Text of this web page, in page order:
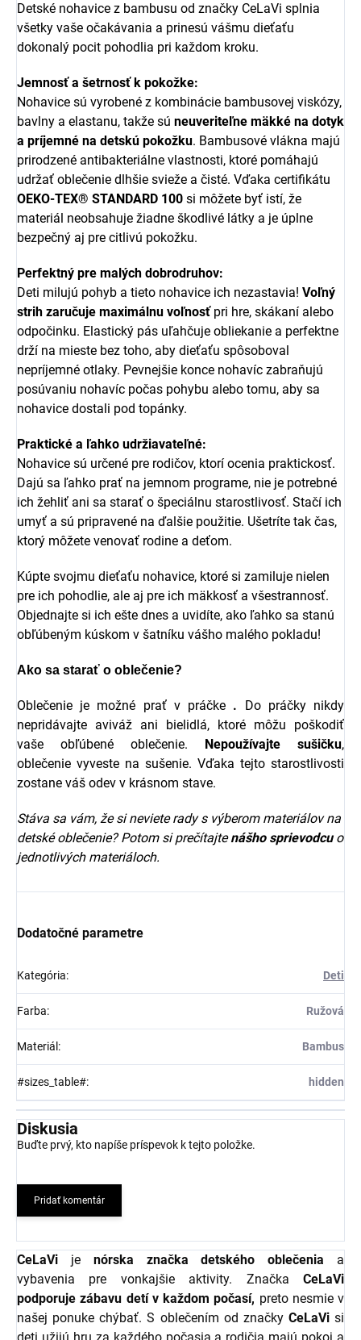
Detské nohavice z bambusu od značky CeLaVi splnia
všetky vaše očakávania a prinesú vášmu dieťaťu
dokonalý pocit pohodlia pri každom kroku.
Jemnosť a šetrnosť k pokožke:
Nohavice sú vyrobené z kombinácie bambusovej viskózy,
bavlny a elastanu, takže sú neuveriteľne mäkké na dotyk
a príjemné na detskú pokožku. Bambusové vlákna majú
prirodzené antibakteriálne vlastnosti, ktoré pomáhajú
udržať oblečenie dlhšie svieže a čisté. Vďaka certifikátu
OEKO-TEX® STANDARD 100 si môžete byť istí, že
materiál neobsahuje žiadne škodlivé látky a je úplne
bezpečný aj pre citlivú pokožku.
Perfektný pre malých dobrodruhov:
Deti milujú pohyb a tieto nohavice ich nezastavia! Voľný
strih zaručuje maximálnu voľnosťpri hre, skákaní alebo
odpočinku. Elastický pás uľahčuje obliekanie a perfektne
drží na mieste bez toho, aby dieťaťu spôsoboval
nepríjemné otlaky. Pevnejšie konce nohavíc zabraňujú
posúvaniu nohavíc počas pohybu alebo tomu, aby sa
nohavice dostali pod topánky.
Praktické a ľahko udržiavateľné:
Nohavice sú určené pre rodičov, ktorí ocenia praktickosť.
Dajú sa ľahko prať na jemnom programe, nie je potrebné
ich žehliť ani sa starať o špeciálnu starostlivosť. Stačí ich
umyť a sú pripravené na ďalšie použitie. Ušetríte tak čas,
ktorý môžete venovať rodine a deťom.
Kúpte svojmu dieťaťu nohavice, ktoré si zamiluje nielen
pre ich pohodlie, ale aj pre ich mäkkosť a všestrannosť.
Objednajte si ich ešte dnes a uvidíte, ako ľahko sa stanú
obľúbeným kúskom v šatníku vášho malého pokladu!
Ako sa starať o oblečenie?
Oblečenie je možné prať v práčke . Do práčky nikdy
nepridávajte aviváž ani bielidlá, ktoré môžu poškodiť
vaše obľúbené oblečenie. Nepoužívajte sušičku,
oblečenie vyveste na sušenie. Vďaka tejto starostlivosti
zostane váš odev v krásnom stave.
Stáva sa vám, že si neviete rady s výberom materiálov na
detské oblečenie? Potom si prečítajtenášho sprievodcuo
jednotlivých materiáloch.
Dodatočné parametre
Kategória: Deti
Farba: Ružová
Materiál : Bambus
#sizes_table#: hidden
Diskusia
Buďte prvý, kto napíše príspevok k tejto položke.
Pridať komentár
CeLaVi je nórska značka detského oblečenia a
vybavenia pre vonkajšie aktivity. Značka CeLaVi
podporuje zábavu detí v každom počasí, preto nesmie v
našej ponuke chýbať. S oblečením od značky CeLaVisi